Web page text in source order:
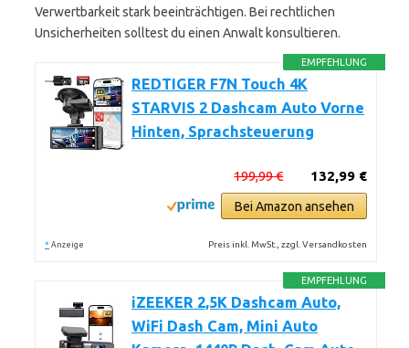
Verwertbarkeit stark beeinträchtigen. Bei rechtlichen
Unsicherheiten solltest du einen Anwalt konsultieren.
EMPFEHLUNG
REDTIGER F7N Touch 4K
STARVIS 2 Dashcam Auto Vorne
Hinten, Sprachsteuerung
132,99 €
199,99 €
Bei Amazon ansehen
* Anzeige Preis inkl. MwSt., zzgl. Versandkosten
EMPFEHLUNG
iZEEKER 2,5K Dashcam Auto,
WiFi Dash Cam, Mini Auto